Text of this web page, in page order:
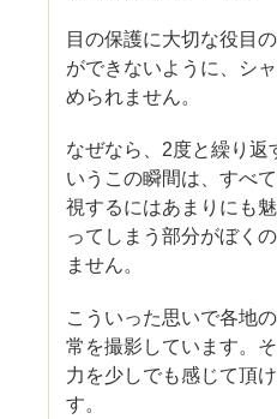
目の保護に大切な役目
ができないように、シ
められません。
なぜなら、2度と繰り返
いうこの瞬間は、すべ
視するにはあまりにも
ってしまう部分がぼく
ません。
こういった思いで各地
常を撮影しています。
力を少しでも感じて頂
す。